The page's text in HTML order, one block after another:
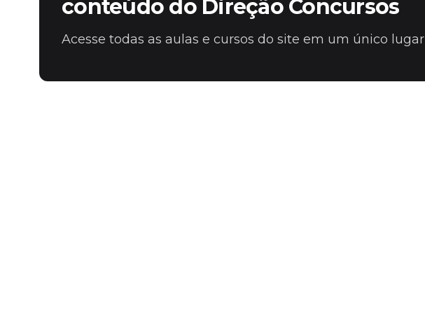
conteúdo do Direção Concursos
Acesse todas as aulas e cursos do site em um único lugar